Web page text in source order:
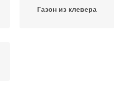
Газон из клевера